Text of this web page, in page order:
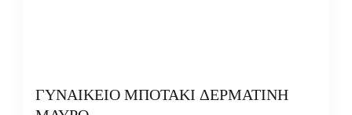
ΓΥΝΑΙΚΕΙΟ ΜΠΟΤΑΚΙ ΔΕΡΜΑΤΙΝΗ